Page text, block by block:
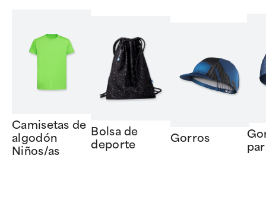
Camisetas de
algodón
Niños/as
Bolsa de
deporte
Gorros